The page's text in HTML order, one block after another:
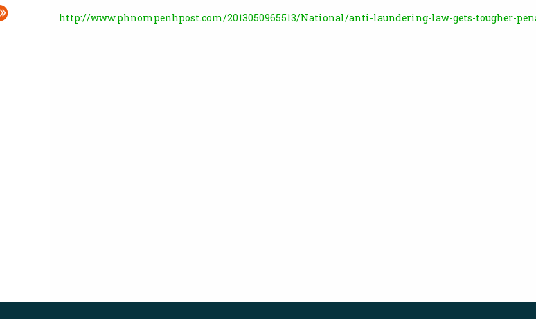
http://www.phnompenhpost.com/2013050965513/National/anti-laundering-law-gets-tougher-